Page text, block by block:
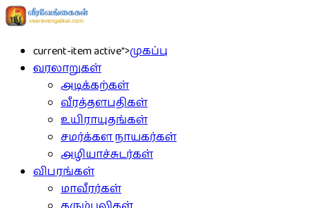
current-item active">முகப்பு
வரலாறுகள்
அடிக்கற்கள்
வீரத்தளபதிகள்
உயிராயுதங்கள்
சமர்க்கள நாயகர்கள்
அழியாச்சுடர்கள்
விபரங்கள்
மாவீரர்கள்